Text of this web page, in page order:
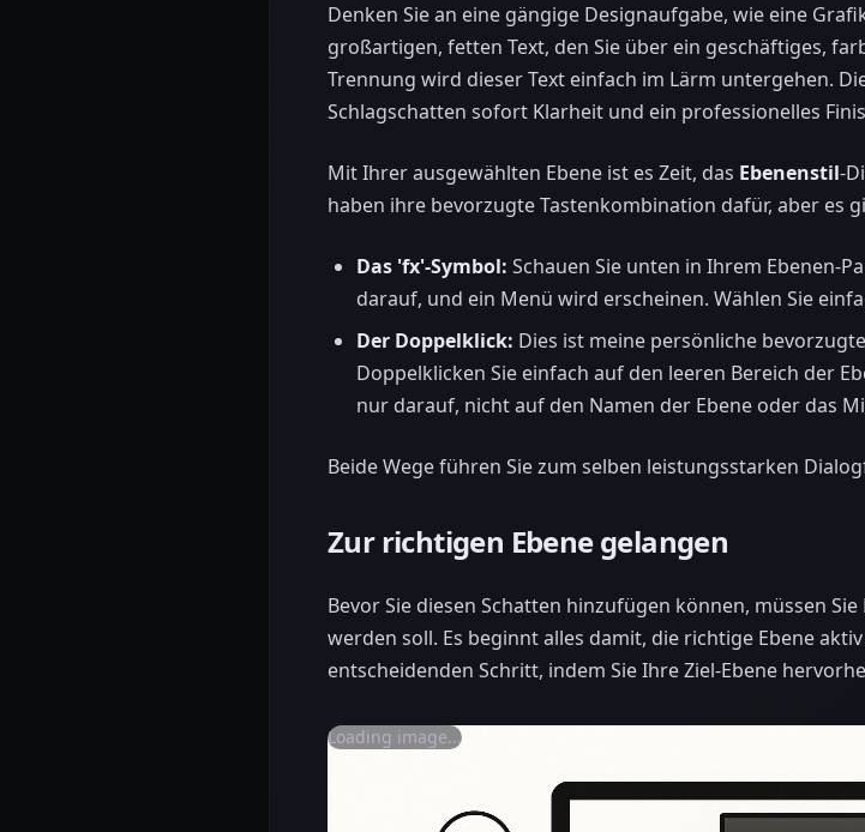
Denken Sie an eine gängige Designaufgabe, wie eine
großartigen, fetten Text, den Sie über ein geschäftiges,
Trennung wird dieser Text einfach im Lärm untergehen.
Schlagschatten sofort Klarheit und ein professionelles
Mit Ihrer ausgewählten Ebene ist es Zeit, das Ebenenstil-
haben ihre bevorzugte Tastenkombination dafür, aber es
Das 'fx'-Symbol: Schauen Sie unten in Ihrem Ebenen-
darauf, und ein Menü wird erscheinen. Wählen Sie
Der Doppelklick: Dies ist meine persönliche
Doppelklicken Sie einfach auf den leeren Bereich der
nur darauf, nicht auf den Namen der Ebene oder das
Beide Wege führen Sie zum selben leistungsstarken
Zur richtigen Ebene gelangen
Bevor Sie diesen Schatten hinzufügen können, müssen
werden soll. Es beginnt alles damit, die richtige Ebene
entscheidenden Schritt, indem Sie Ihre Ziel-Ebene
Loading image...